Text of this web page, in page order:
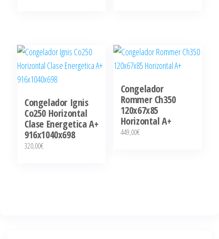
Congelador Ignis
Co250 Horizontal
Clase Energetica A+
916x1040x698
320,00€
Congelador
Rommer Ch350
120x67x85
Horizontal A+
449,00€